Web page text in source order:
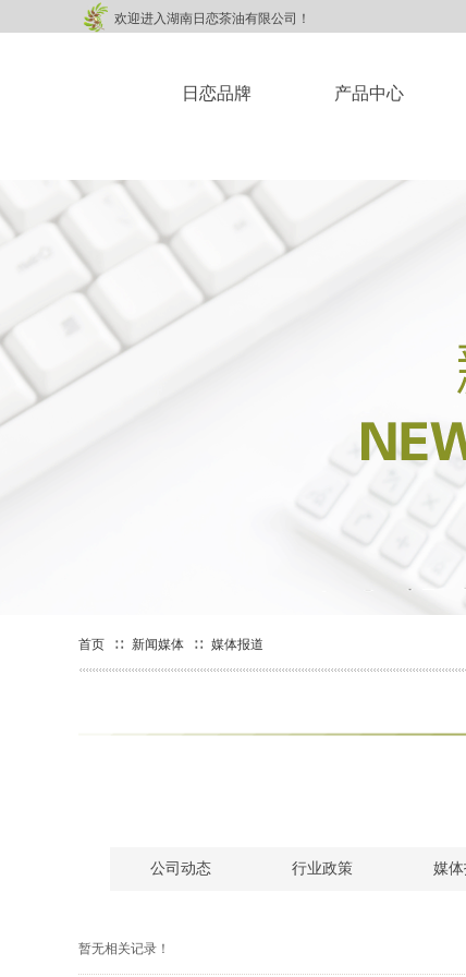
欢迎进入湖南日恋茶油有限公司！
日恋品牌 产品中心
首页 ∷ 新闻媒体 ∷ 媒体报道
暂无相关记录！
公司动态 行业政策 媒